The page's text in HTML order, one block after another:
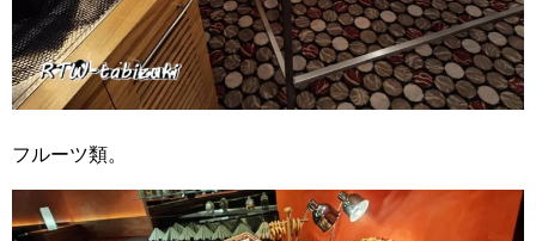
フルーツ類。